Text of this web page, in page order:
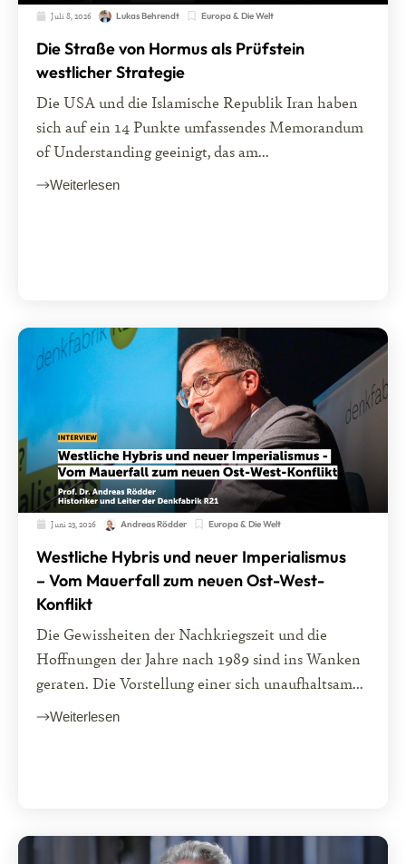
Juli 8, 2026 Lukas Behrendt Europa & Die Welt
Die Straße von Hormus als Prüfstein
westlicher Strategie
Die USA und die Islamische Republik Iran haben
sich auf ein 14 Punkte umfassendes Memorandum
of Understanding geeinigt, das am...
Weiterlesen
Juni 23, 2026 Andreas Rödder Europa & Die Welt
Westliche Hybris und neuer Imperialismus
– Vom Mauerfall zum neuen Ost-West-
Konflikt
Die Gewissheiten der Nachkriegszeit und die
Hoffnungen der Jahre nach 1989 sind ins Wanken
geraten. Die Vorstellung einer sich unaufhaltsam...
Weiterlesen